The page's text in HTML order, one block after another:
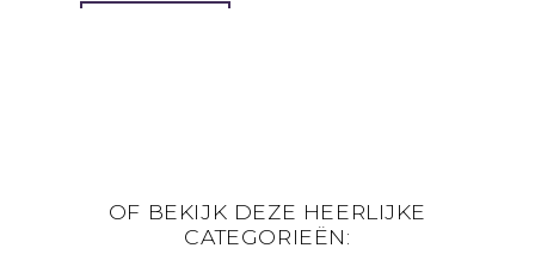
OF BEKIJK DEZE HEERLIJKE
CATEGORIEËN: